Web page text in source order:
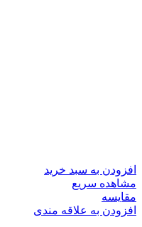
افزودن به سبد خرید
مشاهده سریع
مقایسه
افزودن به علاقه مندی